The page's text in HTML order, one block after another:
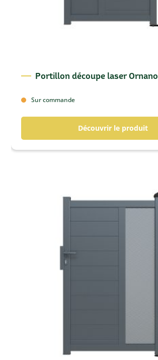
Portillon découpe laser Ornano
Sur commande
Découvrir le produit